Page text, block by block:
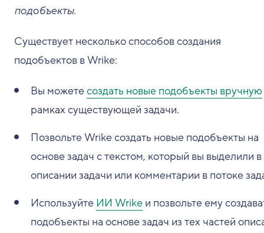
подобъекты.
Существует несколько способов создания
подобъектов в Wrike:
Вы можетесоздать новые подобъекты вручную
рамках существующей задачи.
Позвольте Wrike создать новые подобъекты на
основе задач с текстом, который вы выделили в
описании задачи или комментарии в потоке
Используйте ИИ Wrike и позвольте ему
подобъекты на основе задач из тех частей